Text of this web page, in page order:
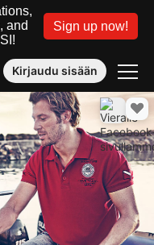
and
Sign up now!
Kirjaudu sisään